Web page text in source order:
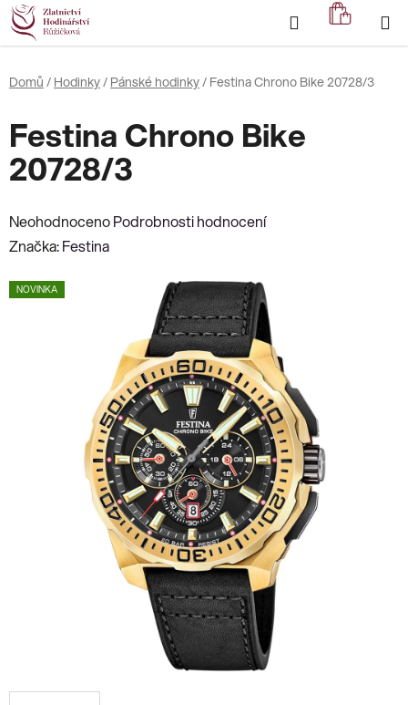
Přejít
na
obsah
Hledat
KOŠÍK
Domů / Hodinky/ Pánské hodinky/ Festina Chrono Bike 20728/3
Festina Chrono Bike
20728/3
Průměrné
hodnocení
je
NeohodnocenoPodrobnosti hodnocení
Značka:Festina
NOVINKA